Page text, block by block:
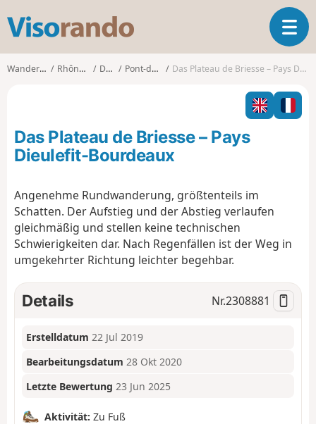
s
o
o
T
o
g
l
n
o
Wanderungen Rhône-Alpes Drôme Pont-de-Barret Das Plateau de Briesse – Pays Dieulefit-Bourdeaux
Das Plateau de Briesse – Pays
Dieulefit-Bourdeaux
Angenehme Rundwanderung, größtenteils im
Schatten. Der Aufstieg und der Abstieg verlaufen
gleichmäßig und stellen keine technischen
Schwierigkeiten dar. Nach Regenfällen ist der Weg in
umgekehrter Richtung leichter begehbar.
Details Nr.2308881
Erstelldatum 22 Jul 2019
Bearbeitungsdatum 28 Okt 2020
Letzte Bewertung 23 Jun 2025
Aktivität: Zu Fuß